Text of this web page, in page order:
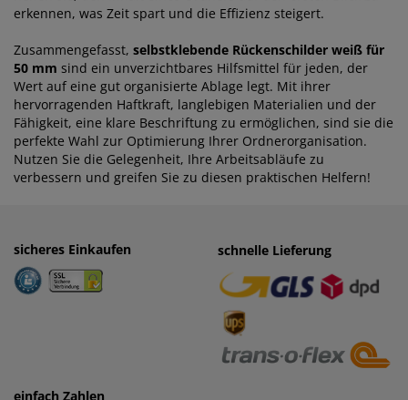
erkennen, was Zeit spart und die Effizienz steigert.
Zusammengefasst, selbstklebende Rückenschilder weiß für
50 mm sind ein unverzichtbares Hilfsmittel für jeden, der
Wert auf eine gut organisierte Ablage legt. Mit ihrer
hervorragenden Haftkraft, langlebigen Materialien und der
Fähigkeit, eine klare Beschriftung zu ermöglichen, sind sie die
perfekte Wahl zur Optimierung Ihrer Ordnerorganisation.
Nutzen Sie die Gelegenheit, Ihre Arbeitsabläufe zu
verbessern und greifen Sie zu diesen praktischen Helfern!
sicheres Einkaufen einfaches Zahlen
· Rechnung
· Vorkasse
schnelle Lieferung
einfach Zahlen